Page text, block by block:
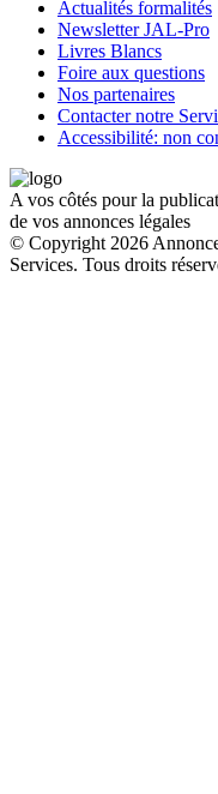
Actualités formalités
Newsletter JAL-Pro
Livres Blancs
Foire aux questions
Nos partenaires
Contacter notre
Accessibilité: non
A vos côtés pour la
de vos annonces légales
© Copyright 2026
Services. Tous droits